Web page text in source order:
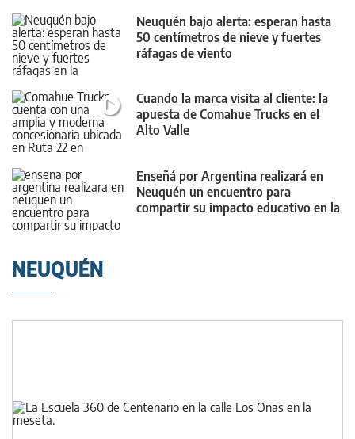
Neuquén bajo alerta: esperan hasta
50 centímetros de nieve y fuertes
ráfagas de viento
Cuando la marca visita al cliente: la
apuesta de Comahue Trucks en el
Alto Valle
Enseñá por Argentina realizará en
Neuquén un encuentro para
compartir su impacto educativo en la
NEUQUÉN